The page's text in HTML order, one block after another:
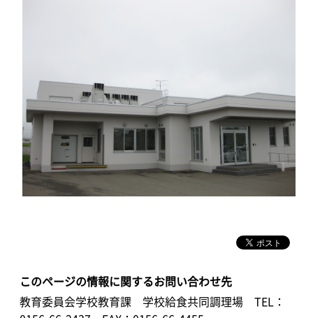
このページの情報に関するお問い合わせ先
教育委員会学校教育課 学校給食共同調理場
TEL：